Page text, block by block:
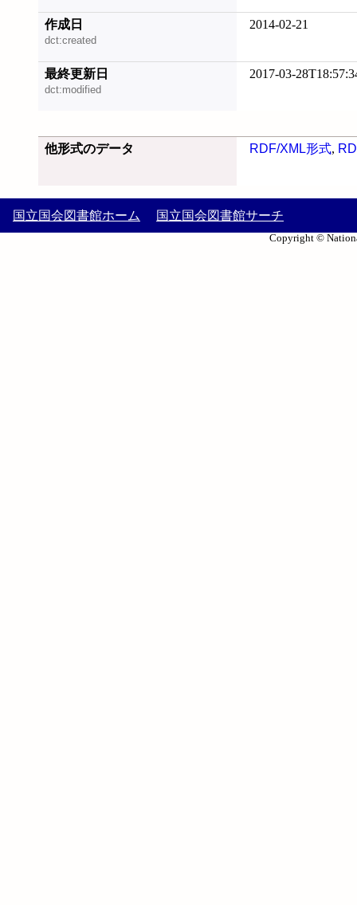
作成日
dct:created
2014-02-21
最終更新日
dct:modified
2017-03-
他形式のデータ RDF/XML形式,
国立国会図書館ホーム 国立国会図書館サーチ
Copyright ©